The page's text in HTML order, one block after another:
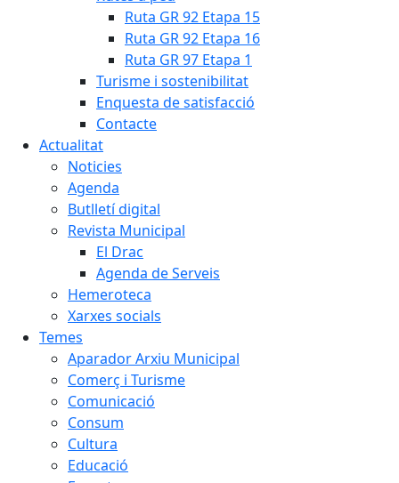
Ruta GR 92 Etapa 15
Ruta GR 92 Etapa 16
Ruta GR 97 Etapa 1
Turisme i sostenibilitat
Enquesta de satisfacció
Contacte
Actualitat
Noticies
Agenda
Butlletí digital
Revista Municipal
El Drac
Agenda de Serveis
Hemeroteca
Xarxes socials
Temes
Aparador Arxiu Municipal
Comerç i Turisme
Comunicació
Consum
Cultura
Educació